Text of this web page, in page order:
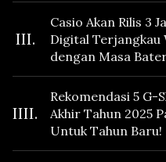
III.
Casio Akan Rilis 3
Digital Terjangkau
dengan Masa
Fitur Vibration
IIII.
Rekomendasi 5 G-
Akhir Tahun 2025
Untuk Tahun Baru!